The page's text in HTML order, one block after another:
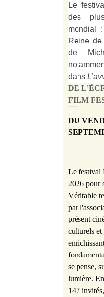
Le
des
mondial
Reine
de
dans L’
DE
FILM
DU
Le festival
2026 pour
Véritable
par
présent
culturels et
se pense,
lumière.
147